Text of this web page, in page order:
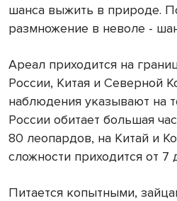
шанса выжить в природе.
размножение в неволе -
Ареал приходится на
России, Китая и Северной
наблюдения указывают на
России обитает большая
80 леопардов, на Китай и
сложности приходится от 7
Питается копытными,